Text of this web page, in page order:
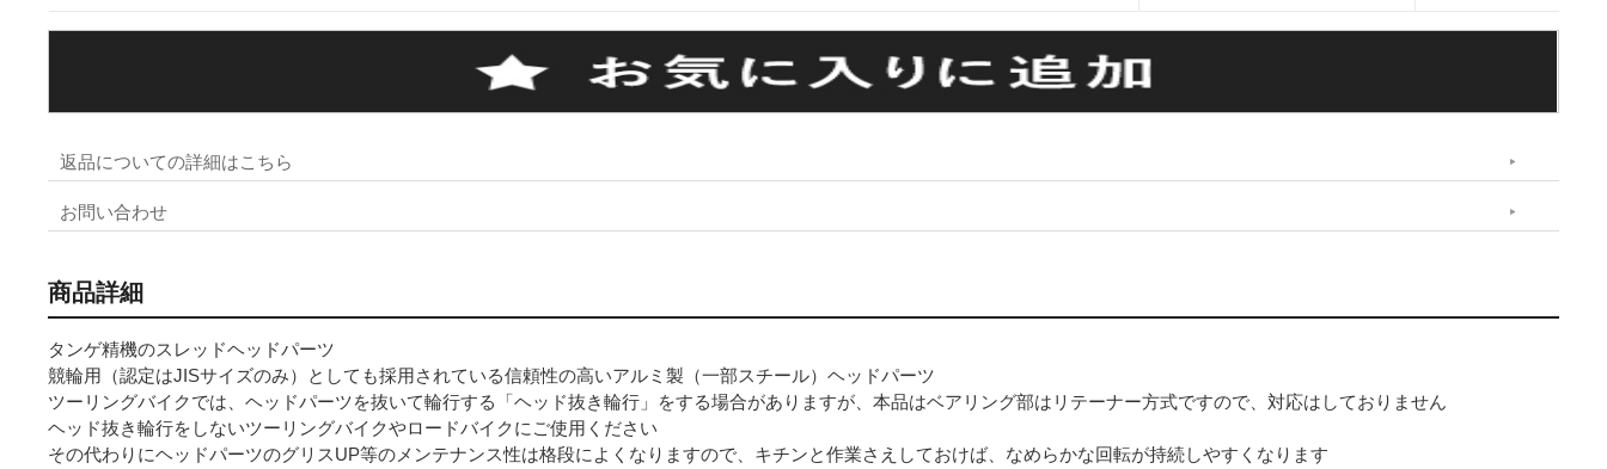
返品についての詳細はこちら
お問い合わせ
商品詳細
タンゲ精機のスレッドヘッドパーツ
競輪用（認定はJISサイズのみ）としても採用されている信頼性の高いアルミ製（一部スチール）ヘッドパーツ
ツーリングバイクでは、ヘッドパーツを抜いて輪行する「ヘッド抜き輪行」をする場合がありますが、本品はベアリング部はリテーナー方式ですので、対応はしておりません
ヘッド抜き輪行をしないツーリングバイクやロードバイクにご使用ください
その代わりにヘッドパーツのグリスUP等のメンテナンス性は格段によくなりますので、キチンと作業さえしておけば、なめらかな回転が持続しやすくなります